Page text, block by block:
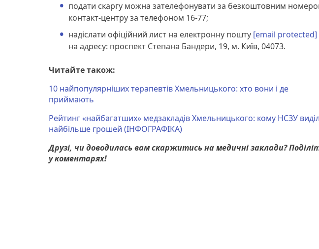
подати скаргу можна зателефонувати за безкоштовним
контакт-центру за телефоном 16-77;
надіслати офіційний лист на електронну пошту [email protected]
на адресу: проспект Степана Бандери, 19, м. Київ, 04073.
Читайте також:
10 найпопулярніших терапевтів Хмельницького: хто вони і де
приймають
Рейтинг «найбагатших» медзакладів Хмельницького: кому НСЗУ
найбільше грошей (ІНФОГРАФІКА)
Друзі, чи доводилась вам скаржитись на медичні заклади?
у коментарях!